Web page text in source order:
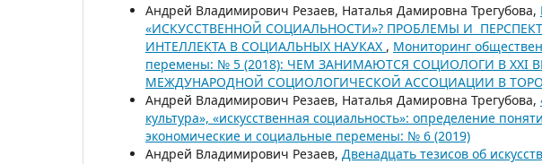
Андрей Владимирович Резаев, Наталья Дамировна Трегубова,
«ИСКУССТВЕННОЙ СОЦИАЛЬНОСТИ»? ПРОБЛЕМЫ И
ИНТЕЛЛЕКТА В СОЦИАЛЬНЫХ НАУКАХ , Мониторинг
перемены: № 5 (2018): ЧЕМ ЗАНИМАЮТСЯ СОЦИОЛОГИ В XXI
МЕЖДУНАРОДНОЙ СОЦИОЛОГИЧЕСКОЙ АССОЦИАЦИИ В
Андрей Владимирович Резаев, Наталья Дамировна Трегубова,
культура», «искусственная социальность»: определение
экономические и социальные перемены: № 6 (2019)
Андрей Владимирович Резаев, Двенадцать тезисов об